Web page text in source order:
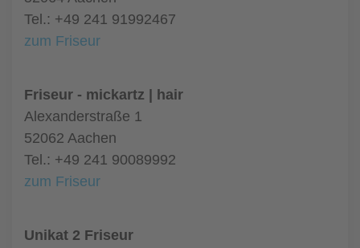
Tel.: +49 241 91992467
zum Friseur
Friseur - mickartz | hair
Alexanderstraße 1
52062 Aachen
Tel.: +49 241 90089992
zum Friseur
Unikat 2 Friseur